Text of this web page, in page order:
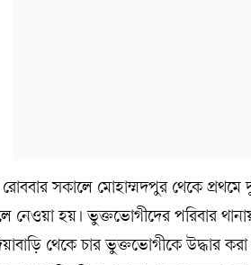
সকালে মোহাম্মদপুর থেকে
নেওয়া হয়। ভুক্তভোগীদের পরিবার
থেকে চার ভুক্তভোগীকে